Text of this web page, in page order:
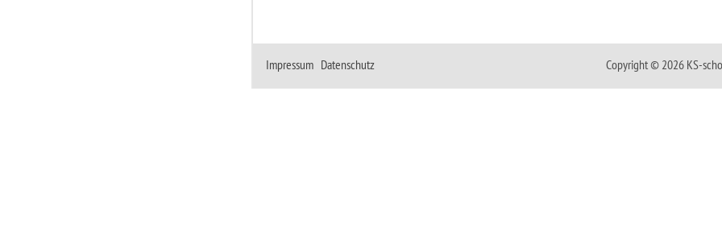
Impressum Datenschutz Copyright © 2026 KS-